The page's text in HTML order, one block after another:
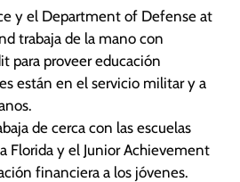
y el Department of Defense at
trabaja de la mano con
para proveer educación
están en el servicio militar y a
de cerca con las escuelas
Florida y el Junior Achievement
financiera a los jóvenes.